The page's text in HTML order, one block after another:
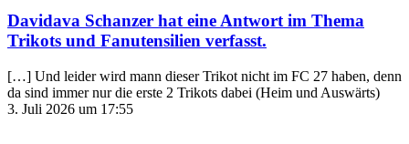
Davidava Schanzer hat eine Antwort im Thema
Trikots und Fanutensilien verfasst.
[…] Und leider wird mann dieser Trikot nicht im FC 27 haben, denn
da sind immer nur die erste 2 Trikots dabei (Heim und Auswärts)
3. Juli 2026 um 17:55